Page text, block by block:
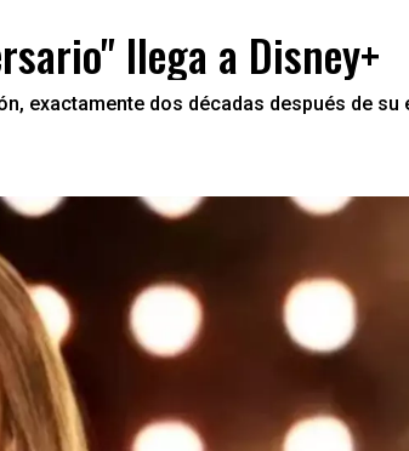
llega a Disney+
exactamente dos décadas después de su